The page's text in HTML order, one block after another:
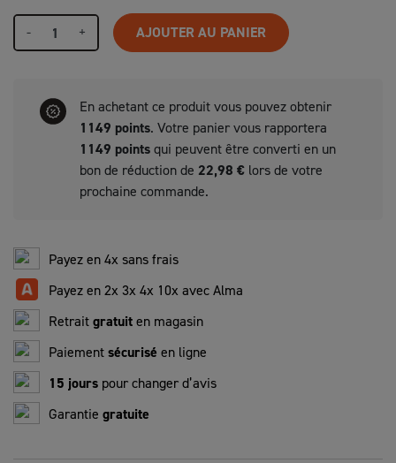
- + AJOUTER AU PANIER
En achetant ce produit vous pouvez obtenir
1149 points. Votre panier vous rapportera
1149 pointsqui peuvent être converti en un
bon de réduction de 22,98 €lors de votre
prochaine commande.
Payez en 4x sans frais
Payez en 2x 3x 4x 10x avec Alma
Retraitgratuiten magasin
Paiementsécurisé en ligne
15 jours pour changer d’avis
Garantie gratuite